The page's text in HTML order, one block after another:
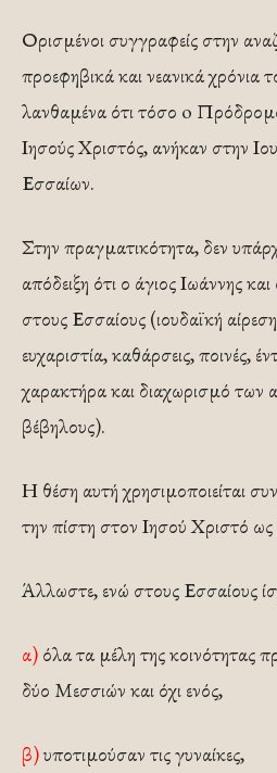
Ορισμένοι συγγραφείς στην
προεφηβικά και νεανικά χρόνια
λανθαμένα ότι τόσο o
Ιησούς Χριστός, ανήκαν στην
Εσσαίων.
Στην πραγματικότητα, δεν
απόδειξη ότι ο άγιος Ιωάννης
στους Εσσαίους (ιουδαϊκή
ευχαριστία, καθάρσεις, ποινές,
χαρακτήρα και διαχωρισμό των
βέβηλους).
Η θέση αυτή χρησιμοποιείται
την πίστη στον Ιησού Χριστό
Άλλωστε, ενώ στους Εσσαίους
α) όλα τα μέλη της κοινότητας
δύο Μεσσιών και όχι ενός,
β)υποτιμούσαν τις γυναίκες,